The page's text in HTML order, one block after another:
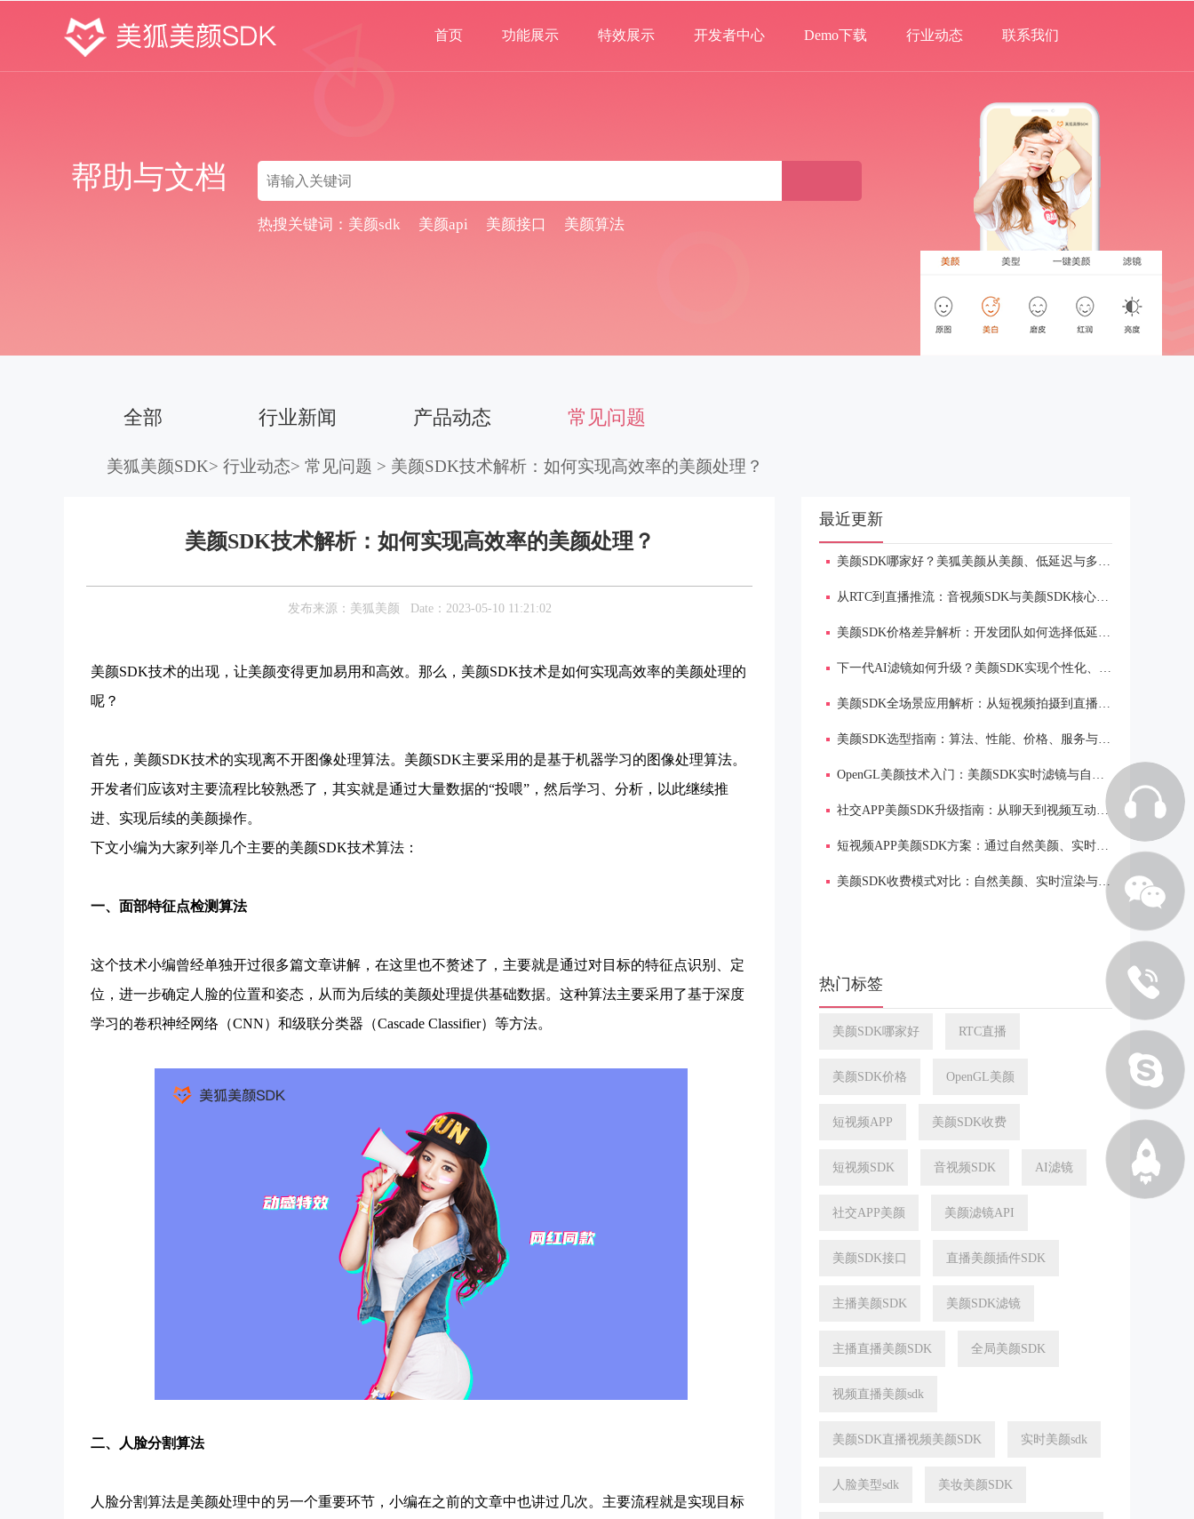
首页 功能展示 特效展示 开发者中心 Demo下载 行业动态 联系我们
帮助与文档
热搜关键词： 美颜sdk 美颜api 美颜接口 美颜算法
全部 行业新闻 产品动态 常见问题
美狐美颜SDK> 行业动态> 常见问题 > 美颜SDK技术解析：如何实现高效率的美颜处理？
美颜SDK技术解析：如何实现高效率的美颜处理？
发布来源：美狐美颜 Date：2023-05-10 11:21:02
美颜SDK技术的出现，让美颜变得更加易用和高效。那么，美颜SDK技术是如何实现高效率的美颜处理的
呢？
首先，美颜SDK技术的实现离不开图像处理算法。美颜SDK主要采用的是基于机器学习的图像处理算法。
开发者们应该对主要流程比较熟悉了，其实就是通过大量数据的“投喂”，然后学习、分析，以此继续推
进、实现后续的美颜操作。
下文小编为大家列举几个主要的美颜SDK技术算法：
一、 面部特征点检测算法
这个技术小编曾经单独开过很多篇文章讲解，在这里也不赘述了，主要就是通过对目标的特征点识别、定
位，进一步确定人脸的位置和姿态，从而为后续的美颜处理提供基础数据。这种算法主要采用了基于深度
学习的卷积神经网络（CNN）和级联分类器（Cascade Classifier）等方法。
二、 人脸分割算法
人脸分割算法是美颜处理中的另一个重要环节，小编在之前的文章中也讲过几次。主要流程就是实现目标
最近更新
美颜SDK哪家好？美狐美颜从美颜、低延迟与多端适配解析
从RTC到直播推流：音视频SDK与美颜SDK核心能力解析
美颜SDK价格差异解析：开发团队如何选择低延迟、多端适配方案
下一代AI滤镜如何升级？美颜SDK实现个性化、实时渲染与场景自适应
美颜SDK全场景应用解析：从短视频拍摄到直播连麦的自然美颜解决方案
美颜SDK选型指南：算法、性能、价格、服务与多端适配全维度分析
OpenGL美颜技术入门：美颜SDK实时滤镜与自然磨皮实现原理
社交APP美颜SDK升级指南：从聊天到视频互动的自然美颜与低延迟方案
短视频APP美颜SDK方案：通过自然美颜、实时渲染提升内容质感
美颜SDK收费模式对比：自然美颜、实时渲染与多端适配
热门标签
美颜SDK哪家好 RTC直播
美颜SDK价格 OpenGL美颜
短视频APP 美颜SDK收费
短视频SDK 音视频SDK AI滤镜
社交APP美颜 美颜滤镜API
美颜SDK接口 直播美颜插件SDK
主播美颜SDK 美颜SDK滤镜
主播直播美颜SDK 全局美颜SDK
视频直播美颜sdk
美颜SDK直播视频美颜SDK 实时美颜sdk
人脸美型sdk 美妆美颜SDK